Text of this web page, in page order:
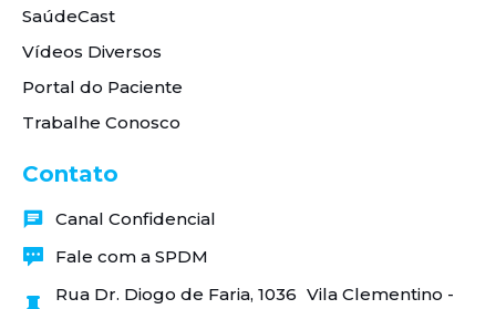
SaúdeCast
Vídeos Diversos
Portal do Paciente
Trabalhe Conosco
Contato
Canal Confidencial
Fale com a SPDM
Rua Dr. Diogo de Faria, 1036 Vila Clementino -